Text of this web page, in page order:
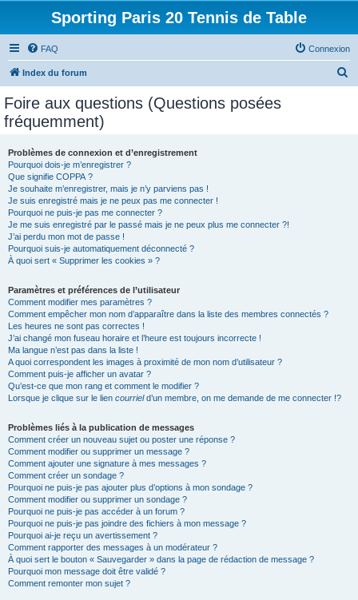
Sporting Paris 20 Tennis de Table
FAQ Connexion
Index du forum
Foire aux questions (Questions posées
fréquemment)
Problèmes de connexion et d’enregistrement
Pourquoi dois-je m’enregistrer ?
Que signifie COPPA ?
Je souhaite m’enregistrer, mais je n’y parviens pas !
Je suis enregistré mais je ne peux pas me connecter !
Pourquoi ne puis-je pas me connecter ?
Je me suis enregistré par le passé mais je ne peux plus me connecter ?!
J’ai perdu mon mot de passe !
Pourquoi suis-je automatiquement déconnecté ?
À quoi sert « Supprimer les cookies » ?
Paramètres et préférences de l’utilisateur
Comment modifier mes paramètres ?
Comment empêcher mon nom d’apparaître dans la liste des membres connectés ?
Les heures ne sont pas correctes !
J’ai changé mon fuseau horaire et l’heure est toujours incorrecte !
Ma langue n’est pas dans la liste !
A quoi correspondent les images à proximité de mon nom d’utilisateur ?
Comment puis-je afficher un avatar ?
Qu’est-ce que mon rang et comment le modifier ?
Lorsque je clique sur le lien courrield’un membre, on me demande de me connecter !?
Problèmes liés à la publication de messages
Comment créer un nouveau sujet ou poster une réponse ?
Comment modifier ou supprimer un message ?
Comment ajouter une signature à mes messages ?
Comment créer un sondage ?
Pourquoi ne puis-je pas ajouter plus d’options à mon sondage ?
Comment modifier ou supprimer un sondage ?
Pourquoi ne puis-je pas accéder à un forum ?
Pourquoi ne puis-je pas joindre des fichiers à mon message ?
Pourquoi ai-je reçu un avertissement ?
Comment rapporter des messages à un modérateur ?
À quoi sert le bouton « Sauvegarder » dans la page de rédaction de message ?
Pourquoi mon message doit être validé ?
Comment remonter mon sujet ?